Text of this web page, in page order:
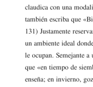
claudica con una
también escriba que
131) Justamente
un ambiente ideal
le ocupan. Semejante
que «en tiempo de
enseña; en invierno,